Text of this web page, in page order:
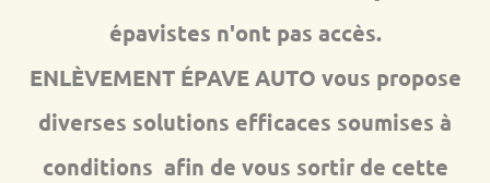
épavistes n'ont pas accès.
ENLÈVEMENT ÉPAVE AUTO vous propose
diverses solutions efficaces soumises à
conditions afin de vous sortir de cette